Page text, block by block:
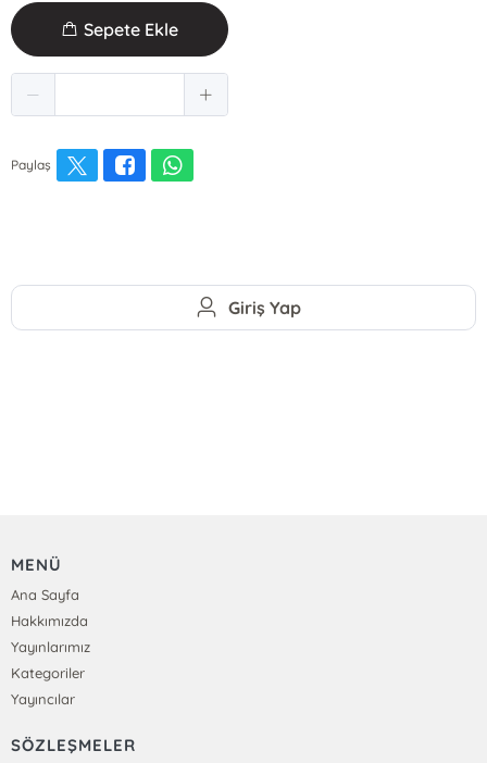
Sepete Ekle
Paylaş
Giriş Yap
MENÜ
Ana Sayfa
Hakkımızda
Yayınlarımız
Kategoriler
Yayıncılar
SÖZLEŞMELER